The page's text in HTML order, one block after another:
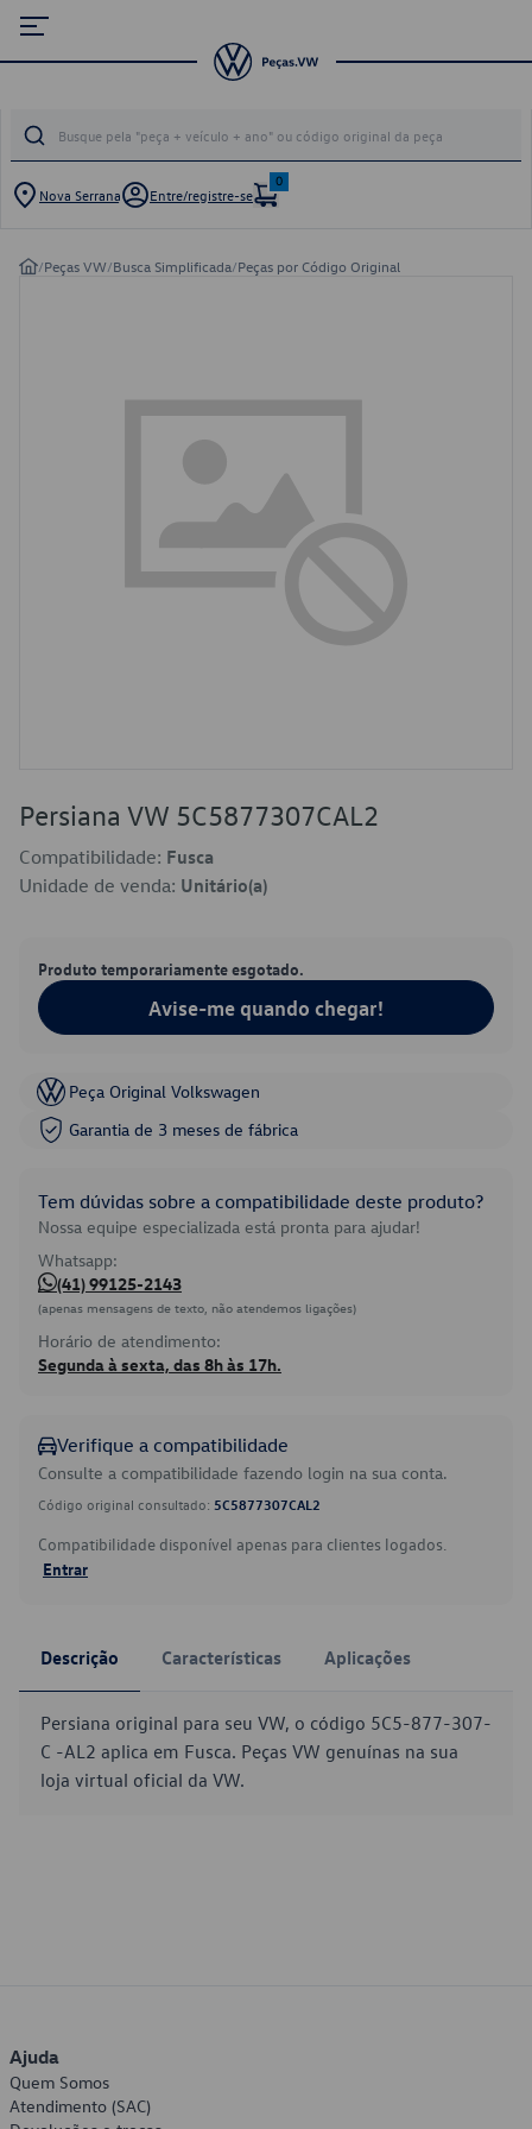
Nova Serrana Entre/registre-se
0
/Peças VW/Busca Simplificada/Peças por Código Original
Persiana VW 5C5877307CAL2
Compatibilidade: Fusca
Unidade de venda: Unitário(a)
Produto temporariamente esgotado.
Avise-me quando chegar!
Peça Original Volkswagen
Garantia de 3 meses de fábrica
Tem dúvidas sobre a compatibilidade deste produto?
Nossa equipe especializada está pronta para ajudar!
Whatsapp:
(41) 99125-2143
(apenas mensagens de texto, não atendemos ligações)
Horário de atendimento:
Segunda à sexta, das 8h às 17h.
Verifique a compatibilidade
Consulte a compatibilidade fazendo login na sua conta.
Código original consultado: 5C5877307CAL2
Compatibilidade disponível apenas para clientes logados.
Entrar
Descrição Características Aplicações
Persiana original para seu VW, o código 5C5-877-307-
C -AL2 aplica em Fusca. Peças VW genuínas na sua
loja virtual oficial da VW.
Ajuda
Quem Somos
Atendimento (SAC)